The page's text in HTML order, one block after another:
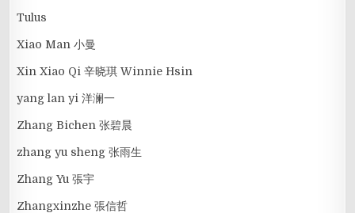
Tulus
Xiao Man 小曼
Xin Xiao Qi 辛晓琪 Winnie Hsin
yang lan yi 洋澜一
Zhang Bichen 张碧晨
zhang yu sheng 张雨生
Zhang Yu 張宇
Zhangxinzhe 張信哲